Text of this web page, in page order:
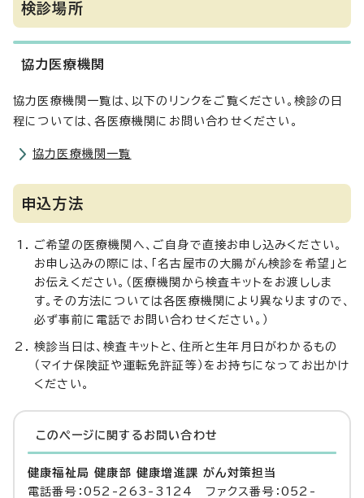
検診場所
協力医療機関
協力医療機関一覧は、以下のリンクをご覧ください。検診の日
程については、各医療機関にお問い合わせください。
協力医療機関一覧
申込方法
ご希望の医療機関へ、ご自身で直接お申し込みください。
お申し込みの際には、「名古屋市の大腸がん検診を希望」と
お伝えください。（医療機関から検査キットをお渡ししま
す。その方法については各医療機関により異なりますので、
必ず事前に電話でお問い合わせください。）
検診当日は、検査キットと、住所と生年月日がわかるもの
（マイナ保険証や運転免許証等）をお持ちになってお出かけ
ください。
このページに関する お問い合わせ
健康福祉局 健康部 健康増進課 がん対策担当
電話番号：052-263-3124 ファクス番号：052-